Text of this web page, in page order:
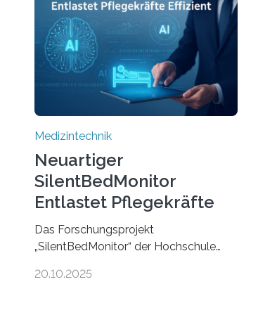
Medizintechnik
Neuartiger
SilentBedMonitor
Entlastet Pflegekräfte
Effizient
Das Forschungsprojekt
„SilentBedMonitor“ der Hochschule
Zusammenarbeit mit der Berliner
20.10.2025